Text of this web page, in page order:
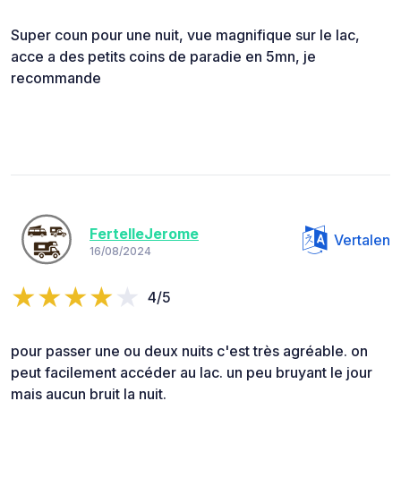
Super coun pour une nuit, vue magnifique sur le lac,
acce a des petits coins de paradie en 5mn, je
recommande
FertelleJerome
16/08/2024
Vertalen
4/5
pour passer une ou deux nuits c'est très agréable. on
peut facilement accéder au lac. un peu bruyant le jour
mais aucun bruit la nuit.